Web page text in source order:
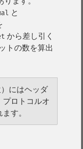
と
から差し引く
トの数を算出
にはヘッダ
ロトコルオ
す。